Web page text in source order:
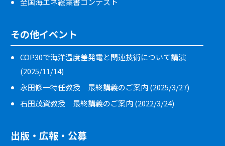
その他イベント
COP30で海洋温度差発電と関連技術について講演
(2025/11/14)
永田修一特任教授 最終講義のご案内 (2025/3/27)
石田茂資教授 最終講義のご案内 (2022/3/24)
出版・広報・公募